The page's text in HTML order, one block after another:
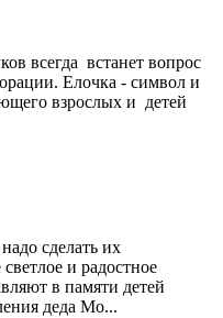
всегда встанет вопрос
Елочка - символ и
взрослых и детей
сделать их
и радостное
в памяти детей
деда Мо...